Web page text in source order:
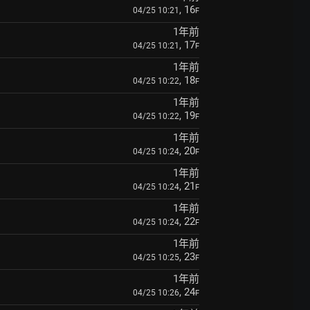
04/25 10:21 , 16F
1年前
04/25 10:21 , 17F
1年前
04/25 10:22, 18F
1年前
04/25 10:22, 19F
1年前
04/25 10:24, 20F
1年前
04/25 10:24, 21 F
1年前
04/25 10:24, 22F
1年前
04/25 10:25, 23F
1年前
04/25 10:26, 24F